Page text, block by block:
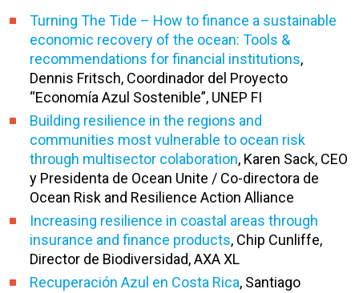
Turning The Tide – How to finance a sustainable
economic recovery of the ocean: Tools &
recommendations for financial institutions,
Dennis Fritsch, Coordinador del Proyecto
“Economía Azul Sostenible”, UNEP FI
Building resilience in the regions and
communities most vulnerable to ocean risk
through multisector colaboration, Karen Sack, CEO
y Presidenta de Ocean Unite / Co-directora de
Ocean Risk and Resilience Action Alliance
Increasing resilience in coastal areas through
insurance and finance products, Chip Cunliffe,
Director de Biodiversidad, AXA XL
Recuperación Azul en Costa Rica, Santiago